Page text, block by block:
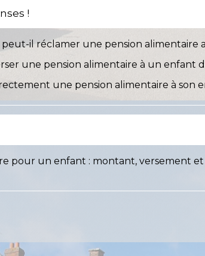
!
il réclamer une pension alimentaire
une pension alimentaire à un enfant
une pension alimentaire à son
pour un enfant : montant, versement et